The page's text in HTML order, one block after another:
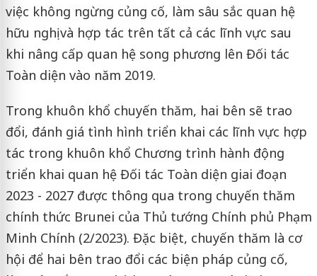
việc không ngừng củng cố, làm sâu sắc quan hệ
hữu nghị và hợp tác trên tất cả các lĩnh vực sau
khi nâng cấp quan hệ song phương lên Đối tác
Toàn diện vào năm 2019.
Trong khuôn khổ chuyến thăm, hai bên sẽ trao
đổi, đánh giá tình hình triển khai các lĩnh vực hợp
tác trong khuôn khổ Chương trình hành động
triển khai quan hệ Đối tác Toàn diện giai đoạn
2023 - 2027 được thông qua trong chuyến thăm
chính thức Brunei của Thủ tướng Chính phủ Phạm
Minh Chính (2/2023). Đặc biệt, chuyến thăm là cơ
hội để hai bên trao đổi các biện pháp củng cố,